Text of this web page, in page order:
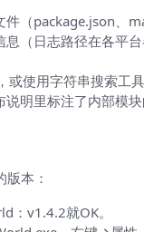
件（package.json、
（日志路径在各平
使用字符串搜索工
明里标注了内部模块
本：
：v1.4.2就OK。